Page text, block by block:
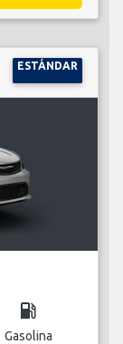
ESTÁNDAR
local_gas_station
Gasolina